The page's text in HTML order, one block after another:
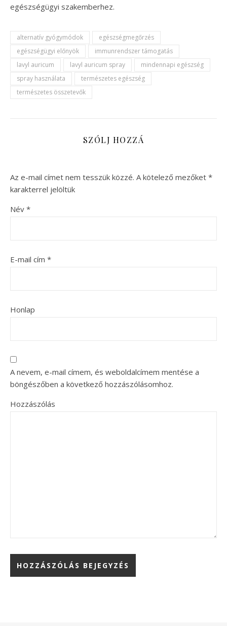
egészségügyi szakemberhez.
alternatív gyógymódok
egészségmegőrzés
egészségügyi előnyök
immunrendszer támogatás
lavyl auricum
lavyl auricum spray
mindennapi egészség
spray használata
természetes egészség
természetes összetevők
SZÓLJ HOZZÁ
Az e-mail címet nem tesszük közzé. A kötelező mezőket *
karakterrel jelöltük
Név *
E-mail cím *
Honlap
A nevem, e-mail címem, és weboldalcímem mentése a
böngészőben a következő hozzászólásomhoz.
Hozzászólás